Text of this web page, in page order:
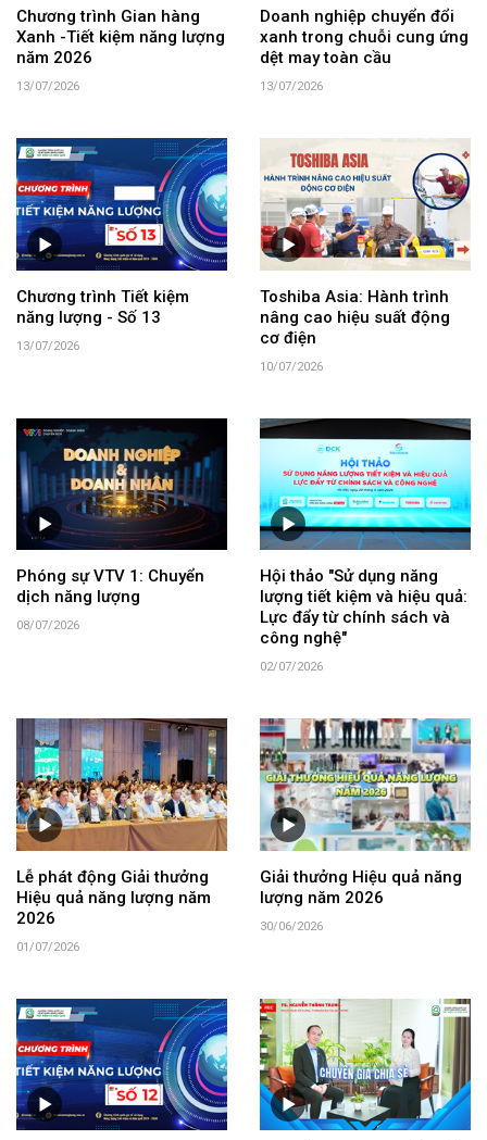
Chương trình Gian hàng
Xanh -Tiết kiệm năng lượng
năm 2026
13/07/2026
Doanh nghiệp chuyển đổi
xanh trong chuỗi cung ứng
dệt may toàn cầu
13/07/2026
Chương trình Tiết kiệm
năng lượng - Số 13
13/07/2026
Toshiba Asia: Hành trình
nâng cao hiệu suất động
cơ điện
10/07/2026
Phóng sự VTV 1: Chuyển
dịch năng lượng
08/07/2026
Hội thảo "Sử dụng năng
lượng tiết kiệm và hiệu quả:
Lực đẩy từ chính sách và
công nghệ"
02/07/2026
Lễ phát động Giải thưởng
Hiệu quả năng lượng năm
2026
01/07/2026
Giải thưởng Hiệu quả năng
lượng năm 2026
30/06/2026